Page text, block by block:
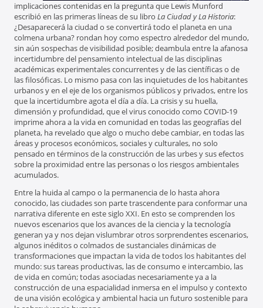
implicaciones contenidas en la pregunta que Lewis Munford
escribió en las primeras líneas de su libro La Ciudad y La Historia:
¿Desaparecerá la ciudad o se convertirá todo el planeta en una
colmena urbana? rondan hoy como espectro alrededor del mundo,
sin aún sospechas de visibilidad posible; deambula entre la afanosa
incertidumbre del pensamiento intelectual de las disciplinas
académicas experimentales concurrentes y de las científicas o de
las filosóficas. Lo mismo pasa con las inquietudes de los habitantes
urbanos y en el eje de los organismos públicos y privados, entre los
que la incertidumbre agota el día a día. La crisis y su huella,
dimensión y profundidad, que el virus conocido como COVID-19
imprime ahora a la vida en comunidad en todas las geografías del
planeta, ha revelado que algo o mucho debe cambiar, en todas las
áreas y procesos económicos, sociales y culturales, no solo
pensado en términos de la construcción de las urbes y sus efectos
sobre la proximidad entre las personas o los riesgos ambientales
acumulados.
Entre la huida al campo o la permanencia de lo hasta ahora
conocido, las ciudades son parte trascendente para conformar una
narrativa diferente en este siglo XXI. En esto se comprenden los
nuevos escenarios que los avances de la ciencia y la tecnología
generan ya y nos dejan vislumbrar otros sorprendentes escenarios,
algunos inéditos o colmados de sustanciales dinámicas de
transformaciones que impactan la vida de todos los habitantes del
mundo: sus tareas productivas, las de consumo e intercambio, las
de vida en común; todas asociadas necesariamente ya a la
construcción de una espacialidad inmersa en el impulso y contexto
de una visión ecológica y ambiental hacia un futuro sostenible para